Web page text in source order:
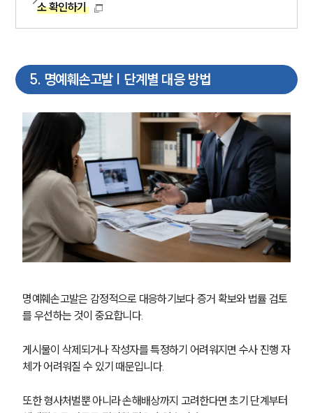
형사전문변호사
소식/자료
공지사항
법률 블로그
법률서식
뉴스레터/브로슈어
세미나
대륜법률상담예약
대륜법률상담예약
소 확인하기
5. 명예훼손고발 | 단계별 대응 방법
명예훼손고발은 감정적으로 대응하기보다 증거 확보와 법률 검토
를 우선하는 것이 중요합니다.
게시물이 삭제되거나 작성자를 특정하기 어려워지면 수사 진행 자
체가 어려워질 수 있기 때문입니다.
또한 형사처벌뿐 아니라 손해배상까지 고려한다면 초기 단계부터